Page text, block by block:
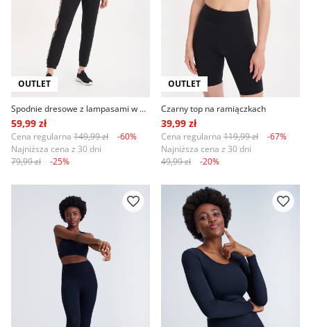
OUTLET
Spodnie dresowe z lampasami w panterkę
59,99 zł
Cena regularna 149,99 zł
-60%
Najniższa cena z 30 dni
79,99 zł
-25%
OUTLET
Czarny top na ramiączkach
39,99 zł
Cena regularna 119,99 zł
-67%
Najniższa cena z 30 dni
49,99 zł
-20%